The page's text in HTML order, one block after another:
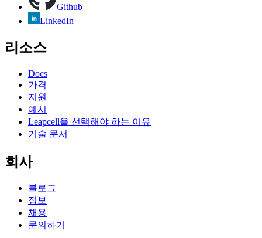
Github
LinkedIn
리소스
Docs
가격
지원
예시
Leapcell을 선택해야 하는 이유
기술 문서
회사
블로그
정보
채용
문의하기